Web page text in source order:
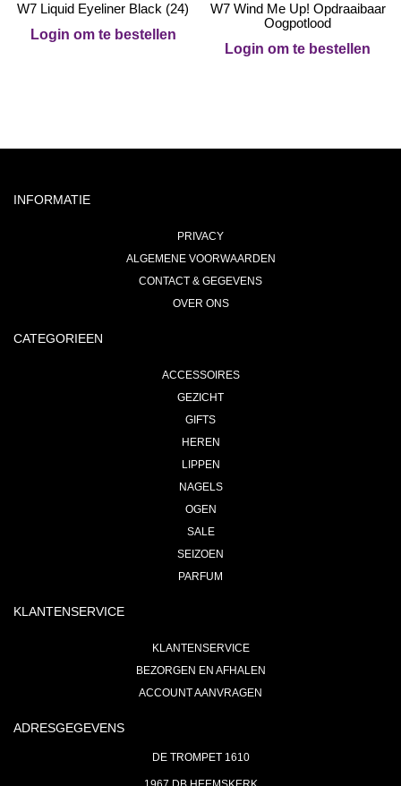
W7 Liquid Eyeliner Black (24)
Login om te bestellen
W7 Wind Me Up! Opdraaibaar
Oogpotlood
Login om te bestellen
INFORMATIE
PRIVACY
ALGEMENE VOORWAARDEN
CONTACT & GEGEVENS
OVER ONS
CATEGORIEEN
ACCESSOIRES
GEZICHT
GIFTS
HEREN
LIPPEN
NAGELS
OGEN
SALE
SEIZOEN
PARFUM
KLANTENSERVICE
KLANTENSERVICE
BEZORGEN EN AFHALEN
ACCOUNT AANVRAGEN
ADRESGEGEVENS
DE TROMPET 1610